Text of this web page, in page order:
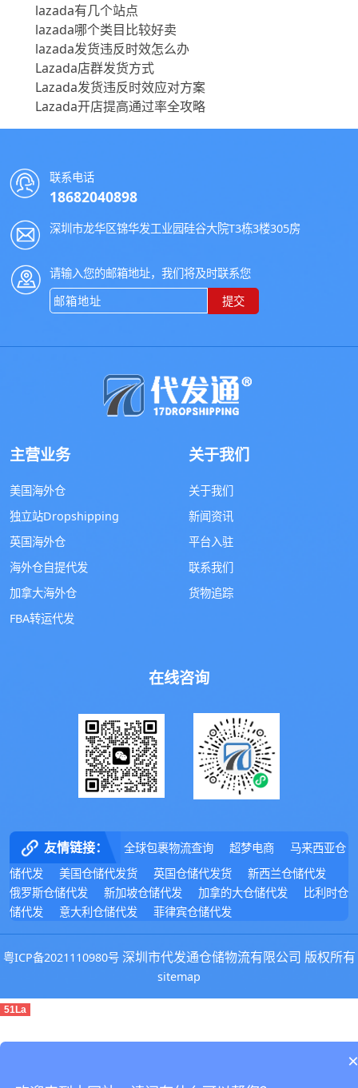
lazada有几个站点
lazada哪个类目比较好卖
lazada发货违反时效怎么办
Lazada店群发货方式
Lazada发货违反时效应对方案
Lazada开店提高通过率全攻略
联系电话
18682040898
深圳市龙华区锦华发工业园硅谷大院T3栋3楼305房
请输入您的邮箱地址，我们将及时联系您
提交
主营业务
美国海外仓
独立站Dropshipping
英国海外仓
海外仓自提代发
加拿大海外仓
FBA转运代发
关于我们
关于我们
新闻资讯
平台入驻
联系我们
货物追踪
在线咨询
友情链接： 全球包裹物流查询 超梦电商
马来西亚仓
储代发
美国仓储代发货 英国仓储代发货
新西兰仓储代发
俄罗斯仓储代发
新加坡仓储代发 加拿的大仓储代发
比利时仓
储代发
意大利仓储代发 菲律宾仓储代发
粤ICP备2021110980号深圳市代发通仓储物流有限公司 版权所有
sitemap
51La